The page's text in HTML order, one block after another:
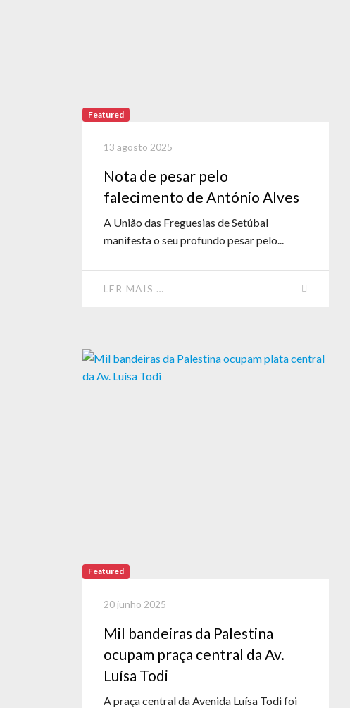
Featured
Nota de pesar pelo
falecimento de António Alves
13 agosto 2025
A União das Freguesias de Setúbal
manifesta o seu profundo pesar pelo...
LER MAIS …
Featured
Mil bandeiras da Palestina
ocupam praça central da Av.
Luísa Todi
20 junho 2025
A praça central da Avenida Luísa Todi foi